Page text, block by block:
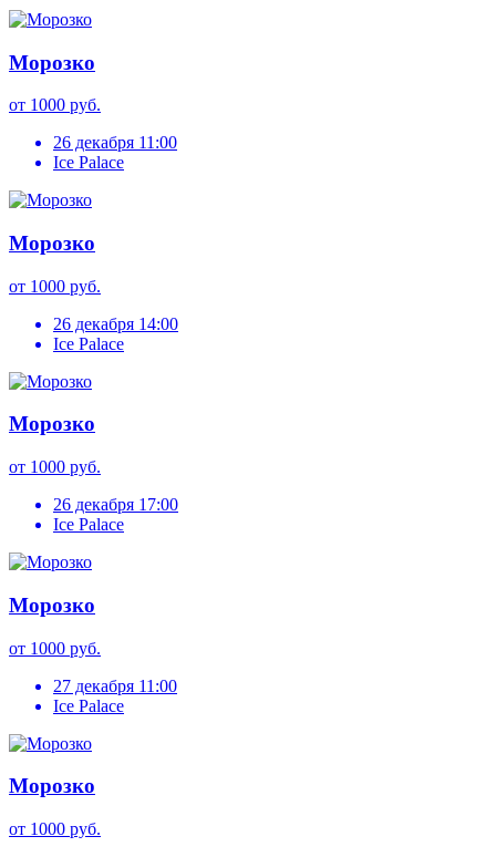
Морозко
от 1000 руб.
26 декабря 11:00
Ice Palace
Морозко
от 1000 руб.
26 декабря 14:00
Ice Palace
Морозко
от 1000 руб.
26 декабря 17:00
Ice Palace
Морозко
от 1000 руб.
27 декабря 11:00
Ice Palace
Морозко
от 1000 руб.